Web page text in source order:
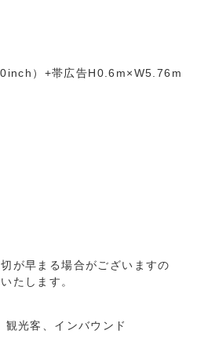
）+帯広告H0.6m×W5.76m
が早まる場合がございますの
たします。
光客、インバウンド